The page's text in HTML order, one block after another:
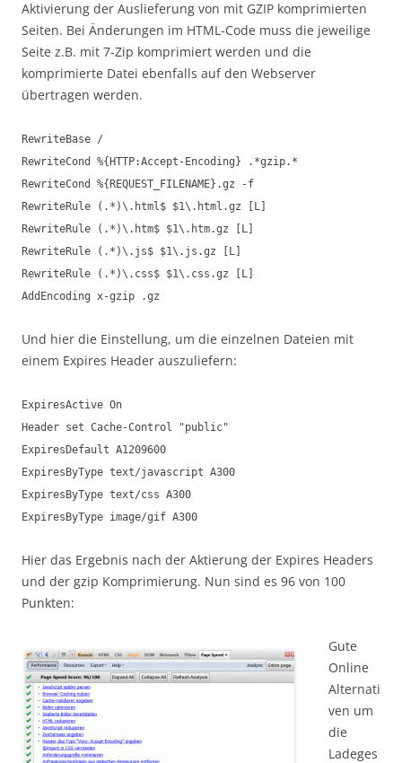
Aktivierung der Auslieferung von mit GZIP komprimierten
Seiten. Bei Änderungen im HTML-Code muss die jeweilige
Seite z.B. mit 7-Zip komprimiert werden und die
komprimierte Datei ebenfalls auf den Webserver
übertragen werden.
RewriteBase /
RewriteCond %{HTTP:Accept-Encoding} .*gzip.*
RewriteCond %{REQUEST_FILENAME}.gz -f
RewriteRule (.*)\.html$ $1\.html.gz [L]
RewriteRule (.*)\.htm$ $1\.htm.gz [L]
RewriteRule (.*)\.js$ $1\.js.gz [L]
RewriteRule (.*)\.css$ $1\.css.gz [L]
AddEncoding x-gzip .gz
Und hier die Einstellung, um die einzelnen Dateien mit
einem Expires Header auszuliefern:
ExpiresActive On
Header set Cache-Control "public"
ExpiresDefault A1209600
ExpiresByType text/javascript A300
ExpiresByType text/css A300
ExpiresByType image/gif A300
Hier das Ergebnis nach der Aktierung der Expires Headers
und der gzip Komprimierung. Nun sind es 96 von 100
Punkten:
Gute
Online
Alternati
ven um
die
Ladeges